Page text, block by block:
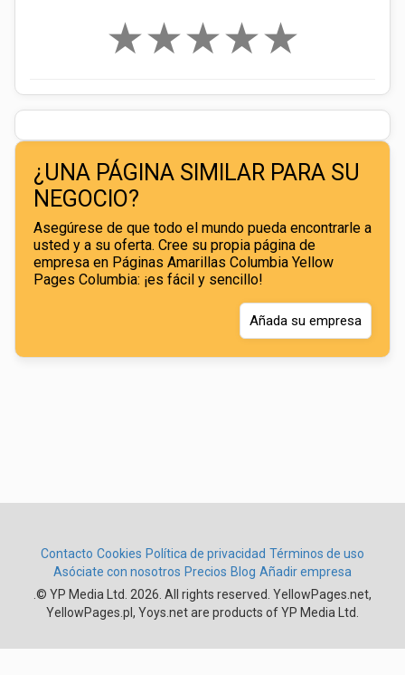
★
★
★
★
★
¿UNA PÁGINA SIMILAR PARA SU
NEGOCIO?
Asegúrese de que todo el mundo pueda encontrarle a
usted y a su oferta. Cree su propia página de
empresa en Páginas Amarillas Columbia Yellow
Pages Columbia: ¡es fácil y sencillo!
Añada su empresa
Contacto Cookies Política de privacidad Términos de uso
Asóciate con nosotros Precios Blog Añadir empresa
© YP Media Ltd. 2026. All rights reserved. YellowPages.net,
YellowPages.pl, Yoys.net are products of YP Media Ltd.